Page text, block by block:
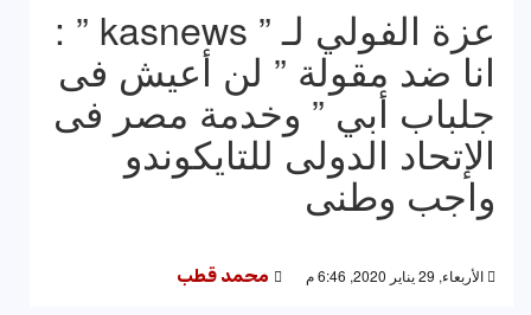
عزة الفولي لـ ” kasnews ” :
انا ضد مقولة ” لن أعيش فى
جلباب أبي ” وخدمة مصر فى
الإتحاد الدولى للتايكوندو
واجب وطنى
الأربعاء, 29 يناير 2020, 6:46 م محمد قطب